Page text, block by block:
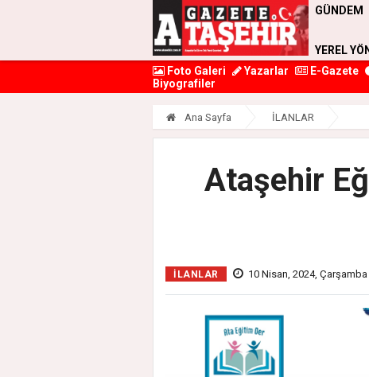
GÜNDEM
YEREL
Foto Galeri
Yazarlar E-Gazete
Biyografiler
Ana Sayfa İLANLAR
Ataşehir
İLANLAR 10 Nisan, 2024,